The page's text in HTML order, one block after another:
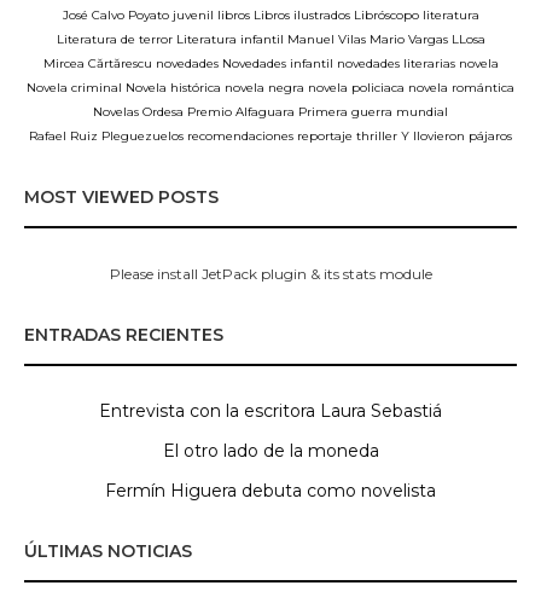
José Calvo Poyato juvenil libros Libros ilustrados Libróscopo literatura
Literatura de terror Literatura infantil Manuel Vilas Mario Vargas LLosa
Mircea Cărtărescu novedades Novedades infantil novedades literarias novela
Novela criminal Novela histórica novela negra novela policiaca novela romántica
Novelas Ordesa Premio Alfaguara Primera guerra mundial
Rafael Ruiz Pleguezuelos recomendaciones reportaje thriller Y llovieron pájaros
MOST VIEWED POSTS
Please install JetPack plugin & its stats module
ENTRADAS RECIENTES
Entrevista con la escritora Laura Sebastiá
El otro lado de la moneda
Fermín Higuera debuta como novelista
ÚLTIMAS NOTICIAS